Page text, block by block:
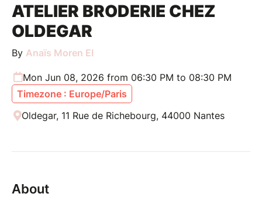
ATELIER BRODERIE CHEZ
OLDEGAR
By Anaïs Moren EI
Mon Jun 08, 2026 from 06:30 PM to 08:30 PM
Timezone : Europe/Paris
Oldegar, 11 Rue de Richebourg, 44000 Nantes
About